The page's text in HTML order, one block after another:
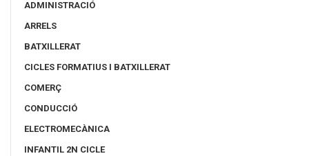
ADMINISTRACIÓ
ARRELS
BATXILLERAT
CICLES FORMATIUS I BATXILLERAT
COMERÇ
CONDUCCIÓ
ELECTROMECÀNICA
INFANTIL 2N CICLE